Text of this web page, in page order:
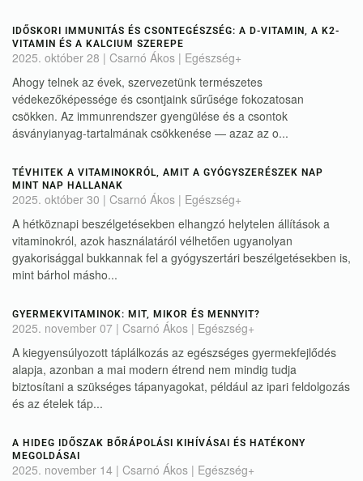
IDŐSKORI IMMUNITÁS ÉS CSONTEGÉSZSÉG: A D-VITAMIN, A K2-
VITAMIN ÉS A KALCIUM SZEREPE
2025. október 28 | Csarnó Ákos | Egészség+
Ahogy telnek az évek, szervezetünk természetes
védekezőképessége és csontjaink sűrűsége fokozatosan
csökken. Az immunrendszer gyengülése és a csontok
ásványianyag-tartalmának csökkenése — azaz az o...
TÉVHITEK A VITAMINOKRÓL, AMIT A GYÓGYSZERÉSZEK NAP
MINT NAP HALLANAK
2025. október 30 | Csarnó Ákos | Egészség+
A hétköznapi beszélgetésekben elhangzó helytelen állítások a
vitaminokról, azok használatáról vélhetően ugyanolyan
gyakorisággal bukkannak fel a gyógyszertári beszélgetésekben is,
mint bárhol másho...
GYERMEKVITAMINOK: MIT, MIKOR ÉS MENNYIT?
2025. november 07 | Csarnó Ákos | Egészség+
A kiegyensúlyozott táplálkozás az egészséges gyermekfejlődés
alapja, azonban a mai modern étrend nem mindig tudja
biztosítani a szükséges tápanyagokat, például az ipari feldolgozás
és az ételek táp...
A HIDEG IDŐSZAK BŐRÁPOLÁSI KIHÍVÁSAI ÉS HATÉKONY
MEGOLDÁSAI
2025. november 14 | Csarnó Ákos | Egészség+